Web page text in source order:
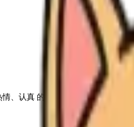
、认真 的倾向。这个类型在如何